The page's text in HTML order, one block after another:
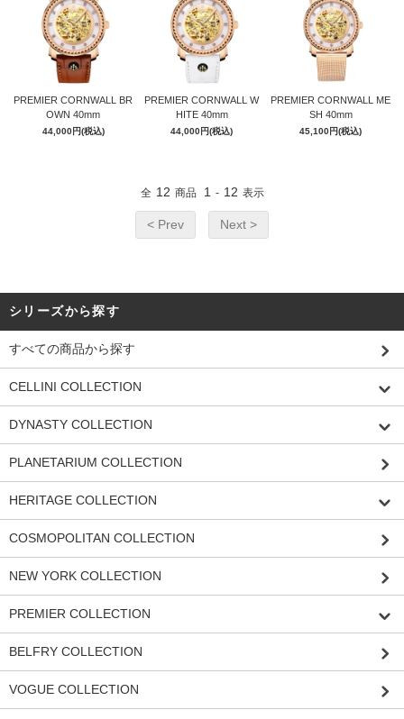
PREMIER CORNWALL BR
OWN 40mm
44,000円(税込)
PREMIER CORNWALL W
HITE 40mm
44,000円(税込)
PREMIER CORNWALL ME
SH 40mm
45,100円(税込)
全 12 商品 1 - 12 表示
< Prev Next >
シリーズから探す
すべての商品から探す
CELLINI COLLECTION
DYNASTY COLLECTION
PLANETARIUM COLLECTION
HERITAGE COLLECTION
COSMOPOLITAN COLLECTION
NEW YORK COLLECTION
PREMIER COLLECTION
BELFRY COLLECTION
VOGUE COLLECTION